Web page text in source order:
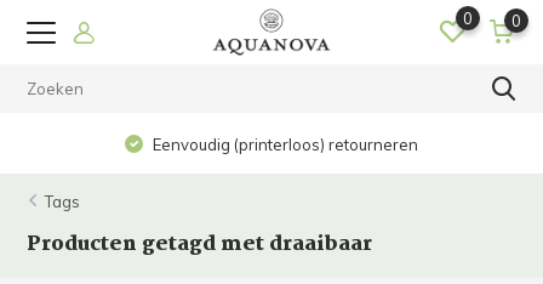
0 0
Eenvoudig (printerloos) retourneren
Tags
Producten getagd met draaibaar